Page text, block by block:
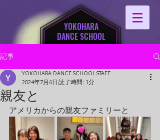
YOKOHARA
DANCE SCHOOL
記事
親友と
YOKOHARA DANCE SCHOOL STAFF
2024年7月6日 読了時間: 1分
アメリカからの親友ファミリーと